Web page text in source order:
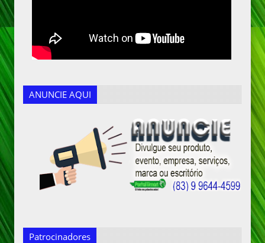
ANUNCIE AQUI
Patrocinadores